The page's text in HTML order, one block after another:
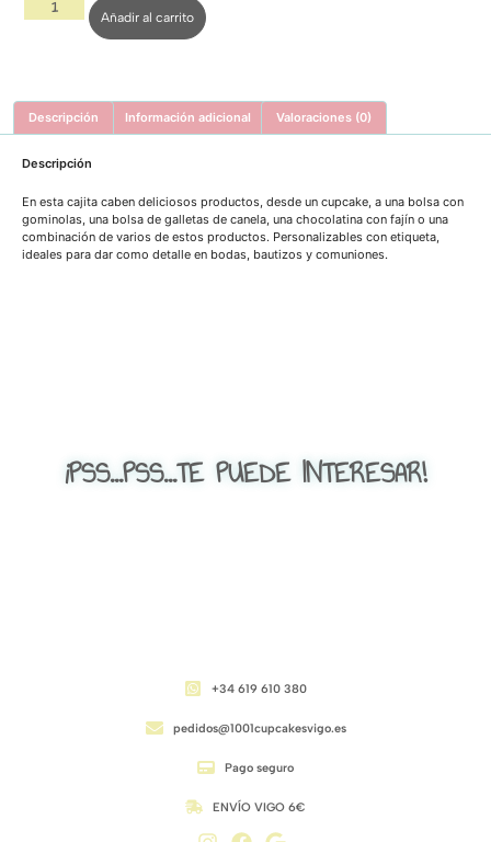
Añadir al carrito
Descripción Información adicional Valoraciones (0)
Descripción
En esta cajita caben deliciosos productos, desde un cupcake, a una bolsa con
gominolas, una bolsa de galletas de canela, una chocolatina con fajín o una
combinación de varios de estos productos. Personalizables con etiqueta,
ideales para dar como detalle en bodas, bautizos y comuniones.
¡PSS...PSS...TE PUEDE INTERESAR!
+34 619 610 380
pedidos@1001cupcakesvigo.es
Pago seguro
ENVÍO VIGO 6€